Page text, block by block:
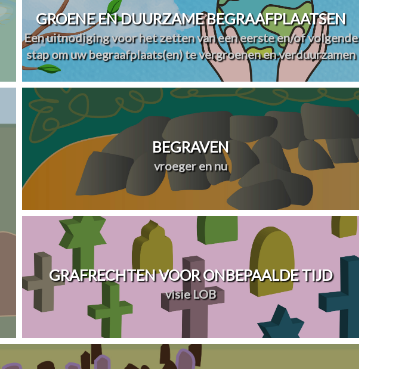
GROENE EN DUURZAME BEGRAAFPLAATSEN
Een uitnodiging voor het zetten van een eerste en/of volgende
stap om uw begraafplaats(en) te vergroenen en verduurzamen
BEGRAVEN
vroeger en nu
GRAFRECHTEN VOOR ONBEPAALDE TIJD
visie LOB